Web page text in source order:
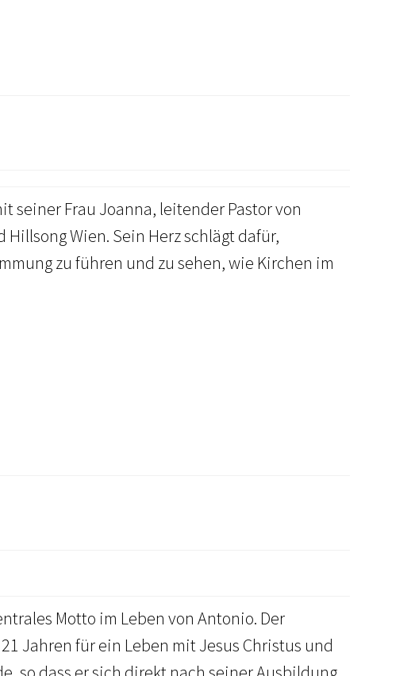
seiner Frau Joanna, leitender Pastor von
Wien. Sein Herz schlägt dafür,
zu führen und zu sehen, wie Kirchen im
Motto im Leben von Antonio. Der
Jahren für ein Leben mit Jesus Christus und